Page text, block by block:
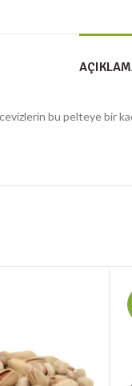
bu pelteye bir